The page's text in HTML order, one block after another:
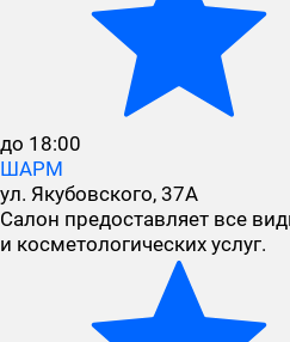
до 18:00
ШАРМ
ул. Якубовского, 37А
Салон предоставляет все
и косметологических услуг.